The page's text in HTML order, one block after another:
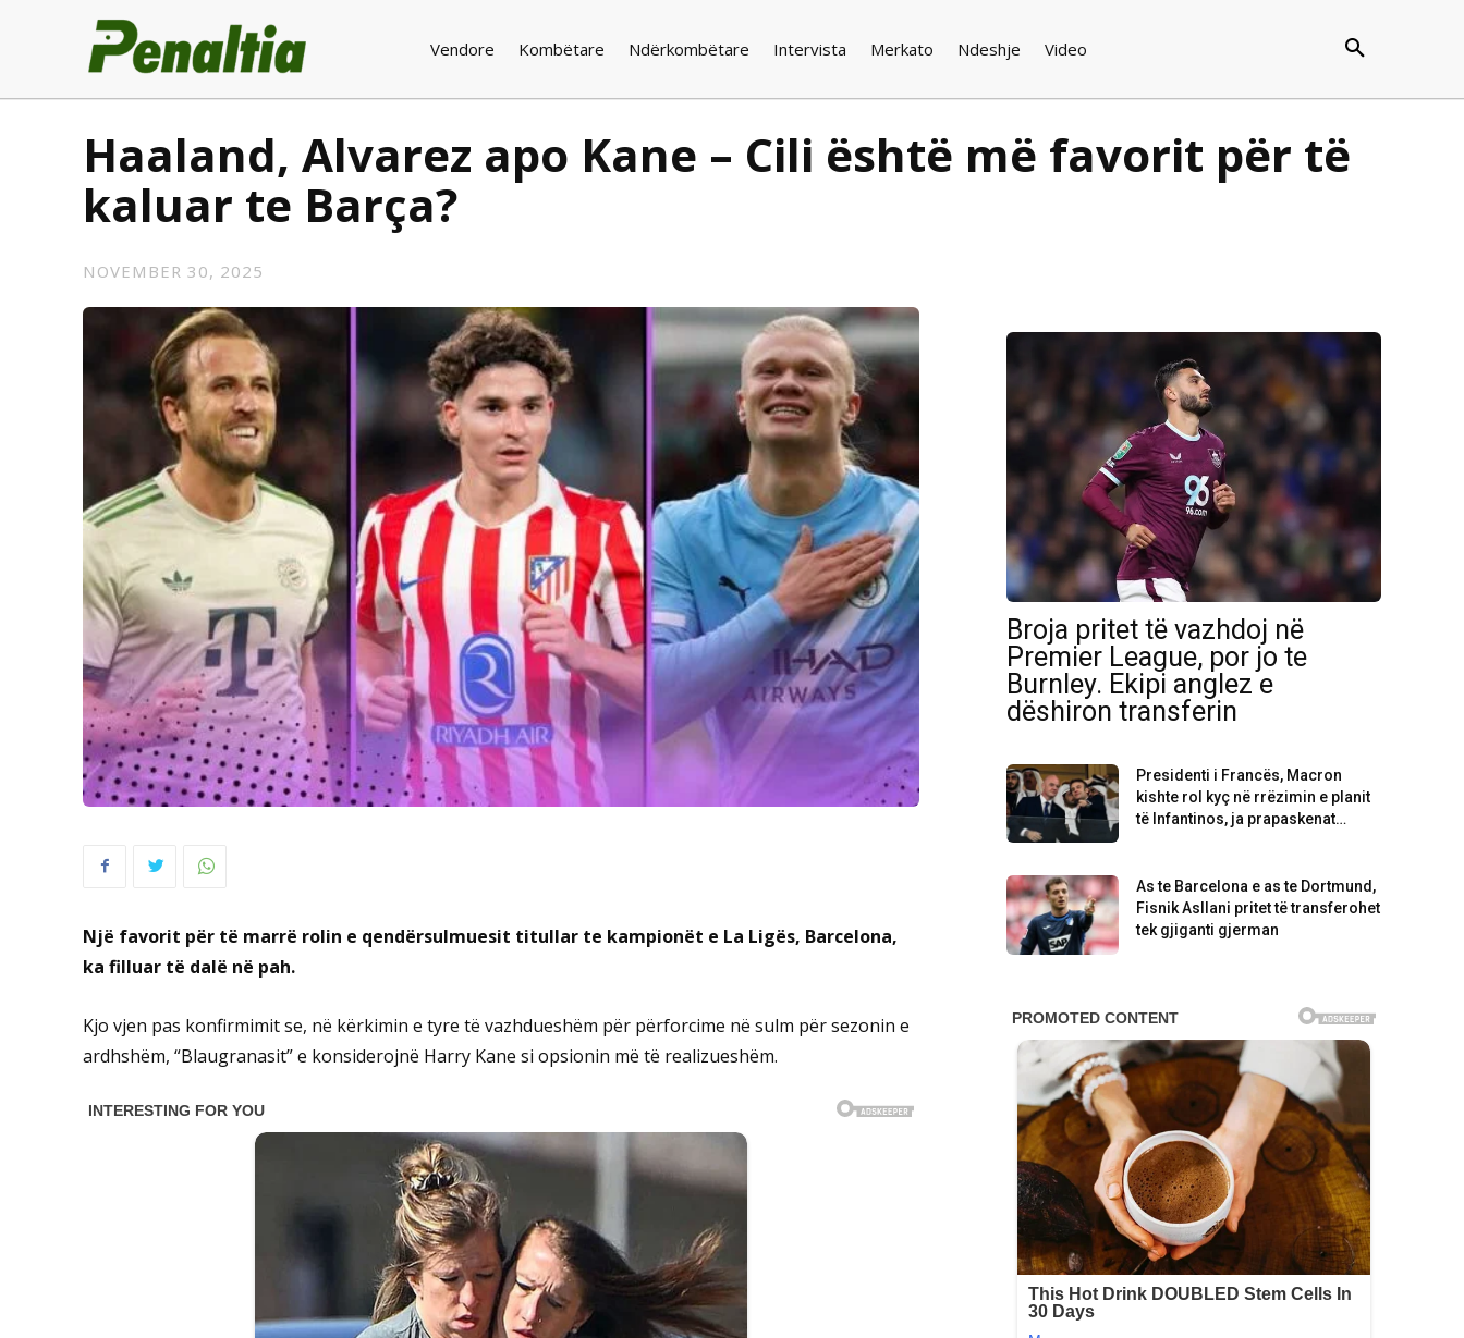
Vendore Kombëtare Ndërkombëtare Intervista Merkato Ndeshje Video
Haaland, Alvarez apo Kane – Cili është më favorit për të
kaluar te Barça?
NOVEMBER 30, 2025
Një favorit për të marrë rolin e qendërsulmuesit titullar te kampionët e La Ligës, Barcelona,
ka filluar të dalë në pah.
Kjo vjen pas konfirmimit se, në kërkimin e tyre të vazhdueshëm për përforcime në sulm për sezonin e
ardhshëm, “Blaugranasit” e konsiderojnë Harry Kane si opsionin më të realizueshëm.
Broja pritet të vazhdoj në
Premier League, por jo te
Burnley. Ekipi anglez e
dëshiron transferin
Presidenti i Francës, Macron
kishte rol kyç në rrëzimin e planit
të Infantinos, ja prapaskenat…
As te Barcelona e as te Dortmund,
Fisnik Asllani pritet të transferohet
tek gjiganti gjerman